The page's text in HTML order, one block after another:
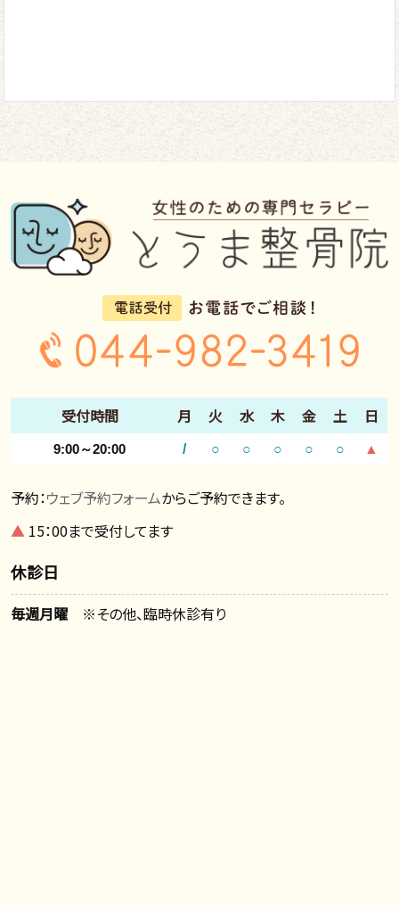
受付時間 月 火 水 木 金 土 日
9:00～20:00 / ○ ○ ○ ○ ○ ▲
予約：ウェブ予約フォームからご予約できます。
▲ 15：00まで受付してます
休診日
毎週月曜 ※その他、臨時休診有り